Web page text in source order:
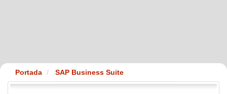
Portada SAP Business Suite